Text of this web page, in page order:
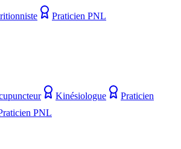
Praticien PNL
Kinésiologue
Praticien
PNL